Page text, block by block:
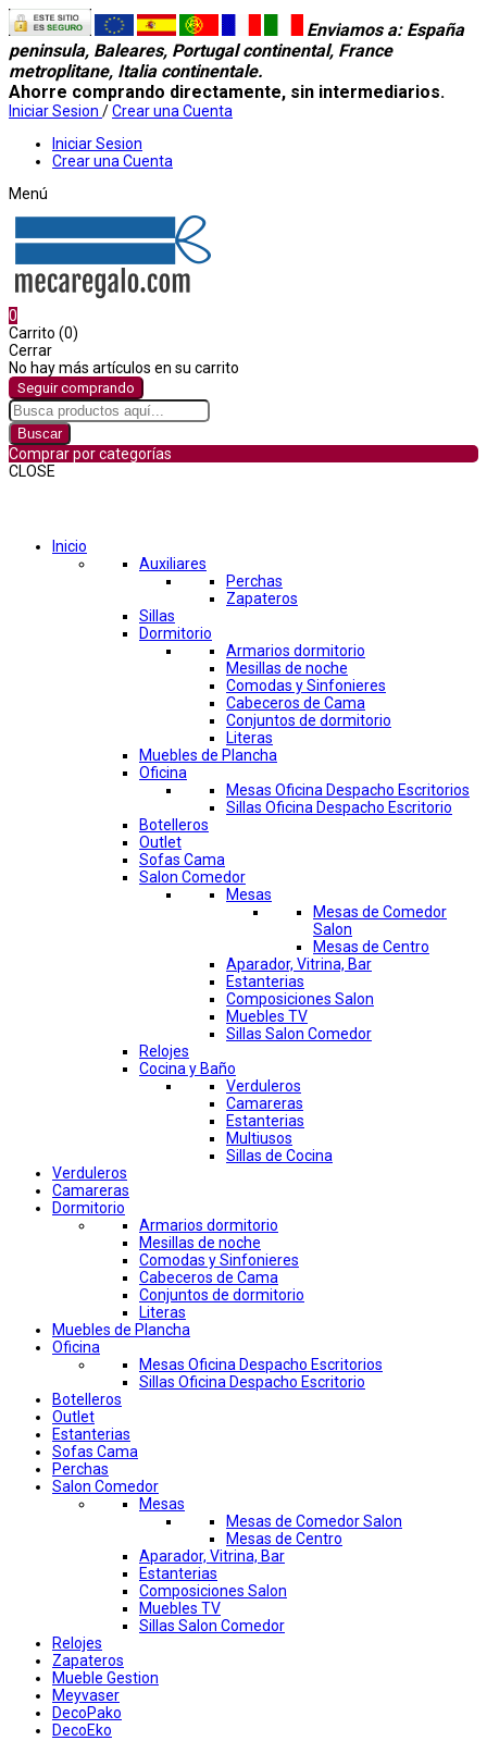
Enviamos a: España
peninsula, Baleares, Portugal continental, France
metroplitane, Italia continentale.
Ahorre comprando directamente, sin intermediarios.
Iniciar Sesion /Crear una Cuenta
Iniciar Sesion
Crear una Cuenta
Menú
0
Carrito (0)
Cerrar
No hay más artículos en su carrito
Seguir comprando
Buscar
Comprar por categorías
CLOSE
Inicio
Auxiliares
Perchas
Zapateros
Sillas
Dormitorio
Armarios dormitorio
Mesillas de noche
Comodas y Sinfonieres
Cabeceros de Cama
Conjuntos de dormitorio
Literas
Muebles de Plancha
Oficina
Mesas Oficina Despacho Escritorios
Sillas Oficina Despacho Escritorio
Botelleros
Outlet
Sofas Cama
Salon Comedor
Mesas
Mesas de Comedor
Salon
Mesas de Centro
Aparador, Vitrina, Bar
Estanterias
Composiciones Salon
Muebles TV
Sillas Salon Comedor
Relojes
Cocina y Baño
Verduleros
Camareras
Estanterias
Multiusos
Sillas de Cocina
Verduleros
Camareras
Dormitorio
Armarios dormitorio
Mesillas de noche
Comodas y Sinfonieres
Cabeceros de Cama
Conjuntos de dormitorio
Literas
Muebles de Plancha
Oficina
Mesas Oficina Despacho Escritorios
Sillas Oficina Despacho Escritorio
Botelleros
Outlet
Estanterias
Sofas Cama
Perchas
Salon Comedor
Mesas
Mesas de Comedor Salon
Mesas de Centro
Aparador, Vitrina, Bar
Estanterias
Composiciones Salon
Muebles TV
Sillas Salon Comedor
Relojes
Zapateros
Mueble Gestion
Meyvaser
DecoPako
DecoEko